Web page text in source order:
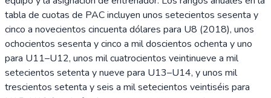
tabla de cuotas de PAC incluyen unos setecientos sesenta y
cinco a novecientos cincuenta dólares para U8 (2018), unos
ochocientos sesenta y cinco a mil doscientos ochenta y uno
para U11–U12, unos mil cuatrocientos veintinueve a mil
setecientos setenta y nueve para U13–U14, y unos mil
trescientos setenta y seis a mil setecientos veintiséis para